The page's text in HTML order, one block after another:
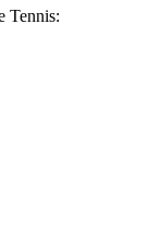
Tennis: